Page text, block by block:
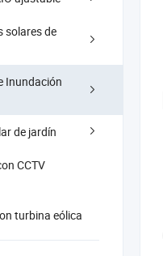
solares de
Inundación
de jardín
CCTV
turbina eólica